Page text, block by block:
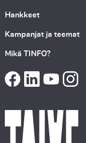
Hankkeet
Kampanjat ja teemat
Mikä TINFO?